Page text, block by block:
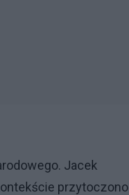
Jacek
przytoczono